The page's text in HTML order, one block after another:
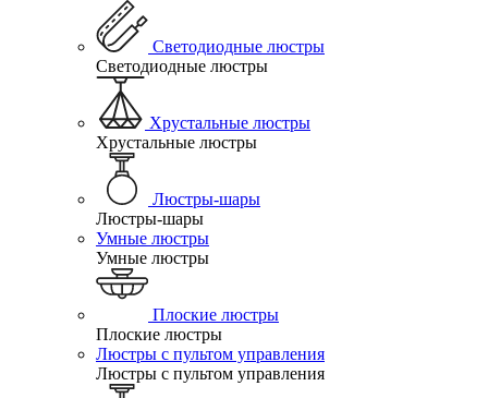
Светодиодные люстры
Светодиодные люстры
Хрустальные люстры
Хрустальные люстры
Люстры-шары
Люстры-шары
Умные люстры
Умные люстры
Плоские люстры
Плоские люстры
Люстры с пультом управления
Люстры с пультом управления